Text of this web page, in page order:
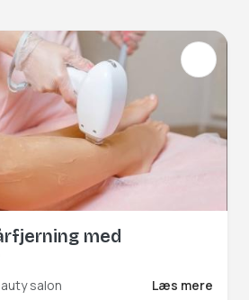
med
salon Læs mere